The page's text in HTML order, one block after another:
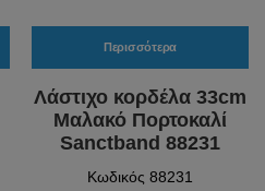
Περισσότερα
Λάστιχο κορδέλα 33cm
Μαλακό Πορτοκαλί
Sanctband 88231
Κωδικός 88231